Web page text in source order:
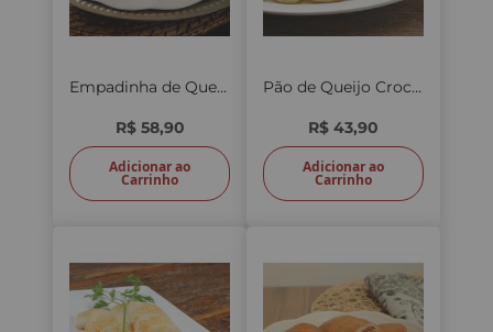
Empadinha de Queijo 25 unid.
R$ 58,90
Adicionar ao
Carrinho
Pão de Queijo Crocante 500g
R$ 43,90
Adicionar ao
Carrinho